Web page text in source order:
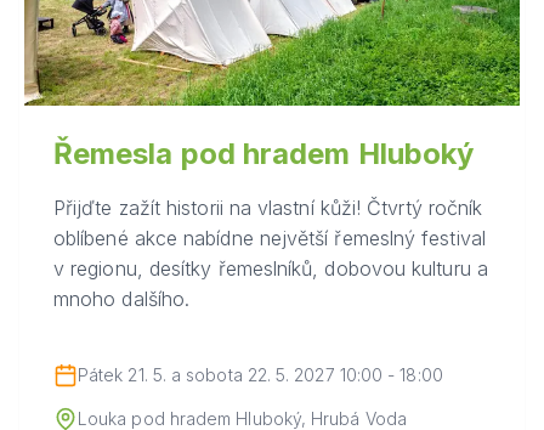
Řemesla pod hradem Hluboký
Přijďte zažít historii na vlastní kůži! Čtvrtý ročník
oblíbené akce nabídne největší řemeslný festival
v regionu, desítky řemeslníků, dobovou kulturu a
mnoho dalšího.
Pátek 21. 5. a sobota 22. 5. 2027 10:00 - 18:00
Louka pod hradem Hluboký, Hrubá Voda